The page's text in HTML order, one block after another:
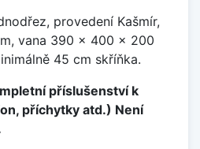
provedení Kašmír,
vana 390 x 400 x 200
45 cm skříňka.
příslušenství k
příchytky atd.) Není